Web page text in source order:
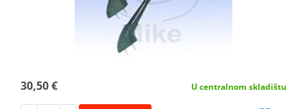
30,50 € U centralnom skladištu